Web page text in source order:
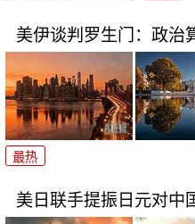
美伊谈判罗生门：政治
最热
美日联手提振日元对中